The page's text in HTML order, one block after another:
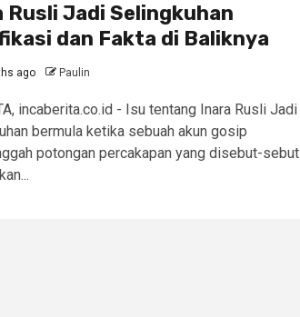
Rusli Jadi Selingkuhan
dan Fakta di Baliknya
ago Paulin
incaberita.co.id - Isu tentang Inara Rusli Jadi
bermula ketika sebuah akun gosip
potongan percakapan yang disebut-sebut